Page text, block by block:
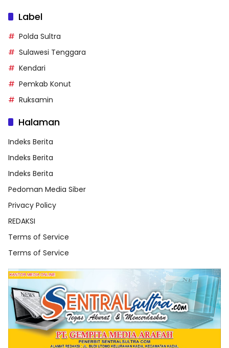
Label
Polda Sultra
Sulawesi Tenggara
Kendari
Pemkab Konut
Ruksamin
Halaman
Indeks Berita
Indeks Berita
Indeks Berita
Pedoman Media Siber
Privacy Policy
REDAKSI
Terms of Service
Terms of Service